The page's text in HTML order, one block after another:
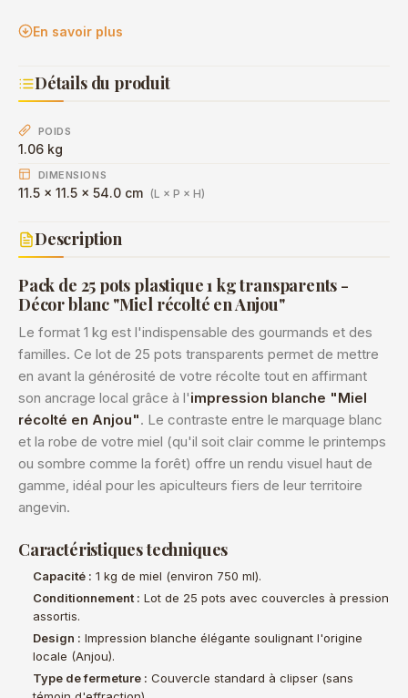
En savoir plus
Détails du produit
POIDS
1.06 kg
DIMENSIONS
11.5 × 11.5 × 54.0 cm (L × P × H)
Description
Pack de 25 pots plastique 1 kg transparents -
Décor blanc "Miel récolté en Anjou"
Le format 1 kg est l'indispensable des gourmands et des
familles. Ce lot de 25 pots transparents permet de mettre
en avant la générosité de votre récolte tout en affirmant
son ancrage local grâce à l'impression blanche "Miel
récolté en Anjou". Le contraste entre le marquage blanc
et la robe de votre miel (qu'il soit clair comme le printemps
ou sombre comme la forêt) offre un rendu visuel haut de
gamme, idéal pour les apiculteurs fiers de leur territoire
angevin.
Caractéristiques techniques
Capacité : 1 kg de miel (environ 750 ml).
Conditionnement : Lot de 25 pots avec couvercles à pression
assortis.
Design : Impression blanche élégante soulignant l'origine
locale (Anjou).
Type de fermeture : Couvercle standard à clipser (sans